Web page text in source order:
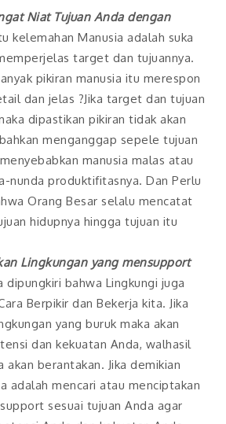
Niat Tujuan Anda dengan
kelemahan Manusia adalah suka
target dan tujuannya.
pikiran manusia itu merespon
dan jelas ?Jika target dan tujuan
dipastikan pikiran tidak akan
menganggap sepele tujuan
manusia malas atau
nunda produktifitasnya. Dan Perlu
Orang Besar selalu mencatat
hidupnya hingga tujuan itu
Lingkungan yang mensupport
dipungkiri bahwa Lingkungi juga
Berpikir dan Bekerja kita. Jika
yang buruk maka akan
dan kekuatan Anda, walhasil
akan berantakan. Jika demikian
adalah mencari atau menciptakan
sesuai tujuan Anda agar